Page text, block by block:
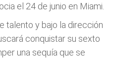
el 24 de junio en Miami.
talento y bajo la dirección
conquistar su sexto
una sequía que se